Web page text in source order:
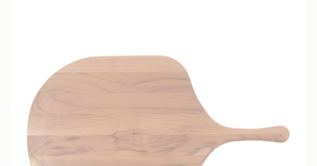
GUIDE D'ACHAT
RECETTES & CONSEILS
Plat à four -
roaster Bains-marie Confitures
Bouilloires Cafetières
Couvercles Poignées et anses
IDÉES ET CARTES CADEAUX
Notre sélection Carte cadeau